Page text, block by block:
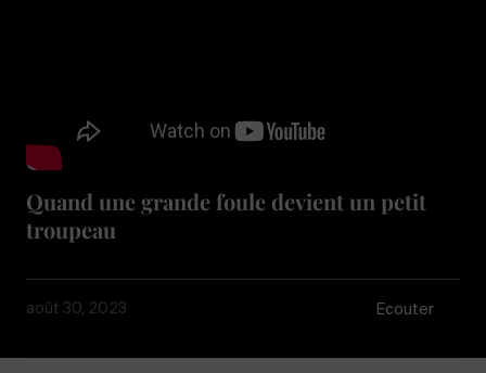
Quand une grande foule devient un petit
troupeau
août 30, 2023 Écouter